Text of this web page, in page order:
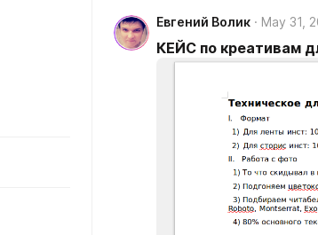
Евгений Волик May 31,
КЕЙС по креативам